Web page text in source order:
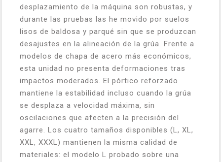
desplazamiento de la máquina son robustas, y
durante las pruebas las he movido por suelos
lisos de baldosa y parqué sin que se produzcan
desajustes en la alineación de la grúa. Frente a
modelos de chapa de acero más económicos,
esta unidad no presenta deformaciones tras
impactos moderados. El pórtico reforzado
mantiene la estabilidad incluso cuando la grúa
se desplaza a velocidad máxima, sin
oscilaciones que afecten a la precisión del
agarre. Los cuatro tamaños disponibles (L, XL,
XXL, XXXL) mantienen la misma calidad de
materiales: el modelo L probado sobre una